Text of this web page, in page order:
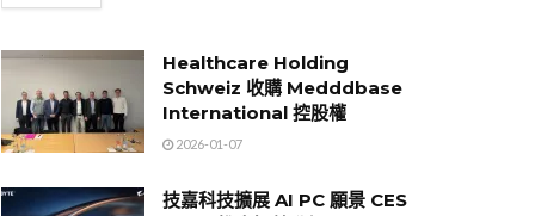
Healthcare Holding
Schweiz 收購 Medddbase
International 控股權
2026-01-07
技嘉科技擴展 AI PC 願景 CES